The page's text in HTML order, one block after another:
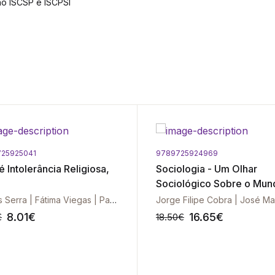
ISCSP e ISCPSI
Intolerância Religiosa,
Carlos Serra | Fátima Viegas | Patrícia Jerónimo | Antonio Ozaí Silva | Danny Zahreddine
8.01€
9789725924969
Sociologia - Um Olhar
Sociológico Sobre o
18.50€ 16.65€